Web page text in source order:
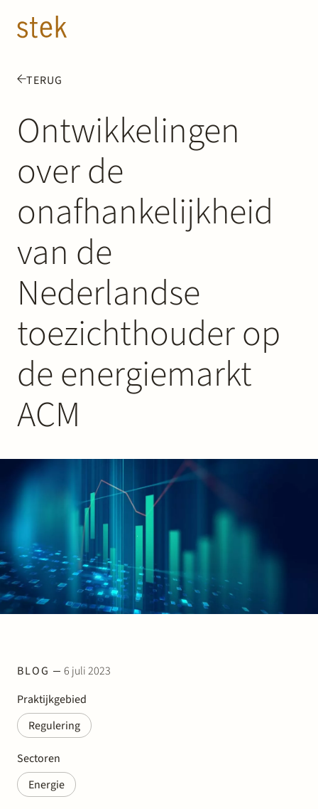
TERUG
Ontwikkelingen
over de
onafhankelijkheid
van de
Nederlandse
toezichthouder op
de energiemarkt
ACM
BLOG
6 juli 2023
Praktijkgebied
Regulering
Sectoren
Energie
Mensen
Expertise
Over ons
Track record
News & Insights
Contact
Werken bij Stek